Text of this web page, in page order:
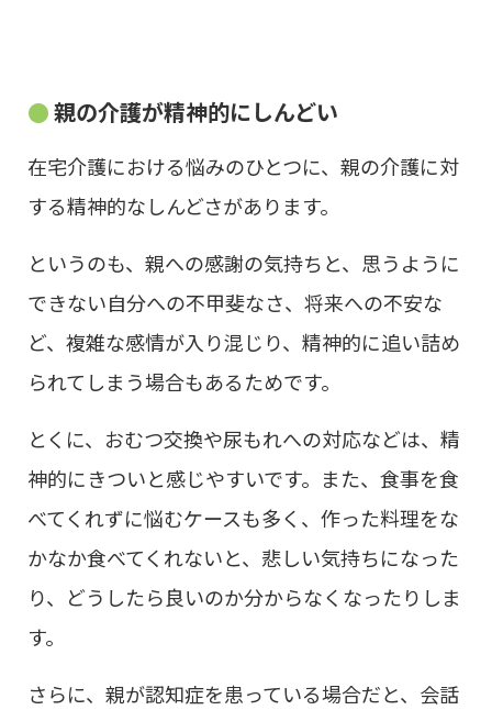
親の介護が精神的にしんどい
在宅介護における悩みのひとつに、親の介護に対
する精神的なしんどさがあります。
というのも、親への感謝の気持ちと、思うように
できない自分への不甲斐なさ、将来への不安な
ど、複雑な感情が入り混じり、精神的に追い詰め
られてしまう場合もあるためです。
とくに、おむつ交換や尿もれへの対応などは、精
神的にきついと感じやすいです。また、食事を食
べてくれずに悩むケースも多く、作った料理をな
かなか食べてくれないと、悲しい気持ちになった
り、どうしたら良いのか分からなくなったりしま
す。
さらに、親が認知症を患っている場合だと、会話